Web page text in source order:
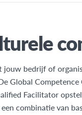
jouw bedrijf of
Global
Facilitator
combinatie van